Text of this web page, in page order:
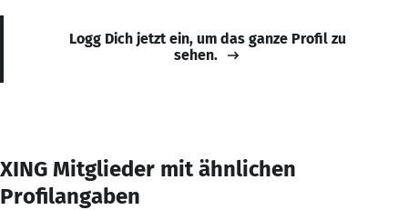
Logg Dich jetzt ein, um das ganze Profil zu
sehen.
XING Mitglieder mit ähnlichen
Profilangaben